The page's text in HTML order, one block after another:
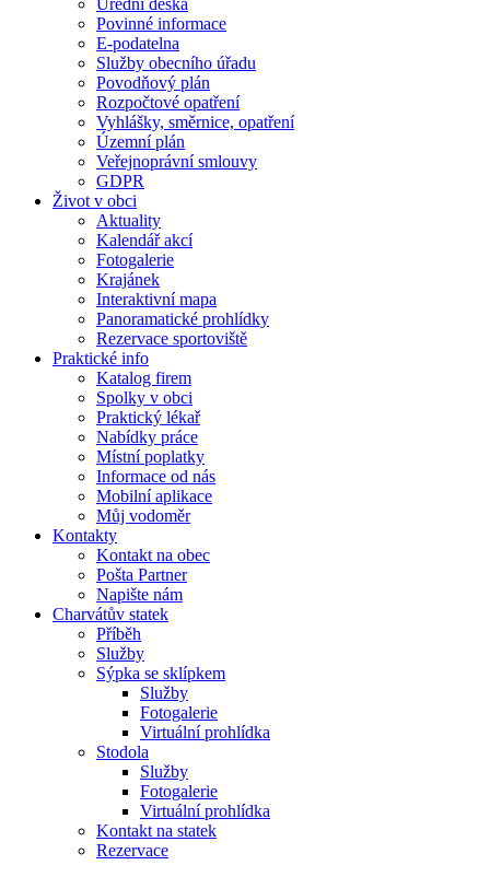
Úřední deska
Povinné informace
E-podatelna
Služby obecního úřadu
Povodňový plán
Rozpočtové opatření
Vyhlášky, směrnice, opatření
Územní plán
Veřejnoprávní smlouvy
GDPR
Život v obci
Aktuality
Kalendář akcí
Fotogalerie
Krajánek
Interaktivní mapa
Panoramatické prohlídky
Rezervace sportoviště
Praktické info
Katalog firem
Spolky v obci
Praktický lékař
Nabídky práce
Místní poplatky
Informace od nás
Mobilní aplikace
Můj vodoměr
Kontakty
Kontakt na obec
Pošta Partner
Napište nám
Charvátův statek
Příběh
Služby
Sýpka se sklípkem
Služby
Fotogalerie
Virtuální prohlídka
Stodola
Služby
Fotogalerie
Virtuální prohlídka
Kontakt na statek
Rezervace